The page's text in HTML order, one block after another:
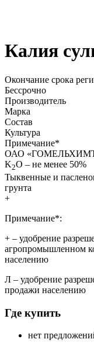
Калия
Окончание срока
Бессрочно
Производитель
Марка
Состав
Культура
Примечание*
ОАО
K2O – не менее 50%
Тыквенные и
грунта
+
Примечание*:
+ – удобрение
агропромышленном
населению
Л – удобрение
продажи населению
Где купить
нет